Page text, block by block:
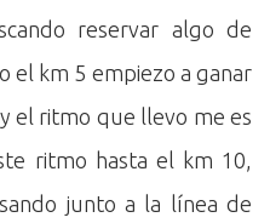
reservar algo de
el km 5 empiezo a ganar
el ritmo que llevo me es
ritmo hasta el km 10,
junto a la línea de